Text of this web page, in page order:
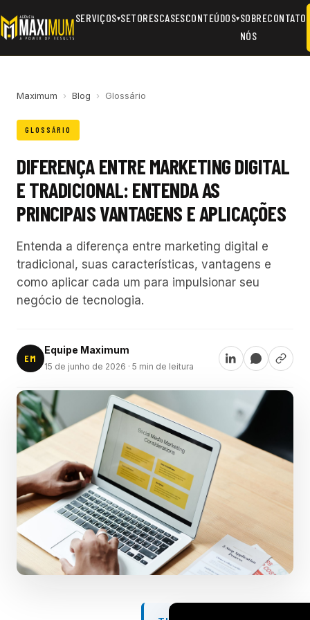
SERVIÇOS▾SETORESCASESCONTEÚDOS▾SOBRE
NÓS
CONTATO
Maximum › Blog › Glossário
GLOSSÁRIO
DIFERENÇA ENTRE MARKETING DIGITAL
E TRADICIONAL: ENTENDA AS
PRINCIPAIS VANTAGENS E APLICAÇÕES
Entenda a diferença entre marketing digital e
tradicional, suas características, vantagens e
como aplicar cada um para impulsionar seu
negócio de tecnologia.
EM
Equipe Maximum
15 de junho de 2026 · 5 min de leitura